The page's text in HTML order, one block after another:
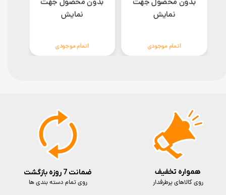
بدون محصول جهت
نمایش
اتمام موجودی
بدون محصول جهت
نمایش
اتمام موجودی
ضمانت 7 روزه بازگشت
روی تمام دسته بندی ها
همواره تخفیف
روی کالاهای پرطرفدار